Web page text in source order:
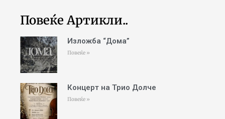
Повеќе Артикли..
Изложба “Дома”
Повеќе »
Концерт на Трио Долче
Повеќе »